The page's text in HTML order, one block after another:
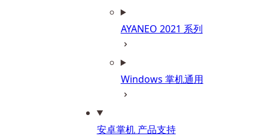
AYANEO 2021 系列
Windows 掌机通用
安卓掌机 产品支持